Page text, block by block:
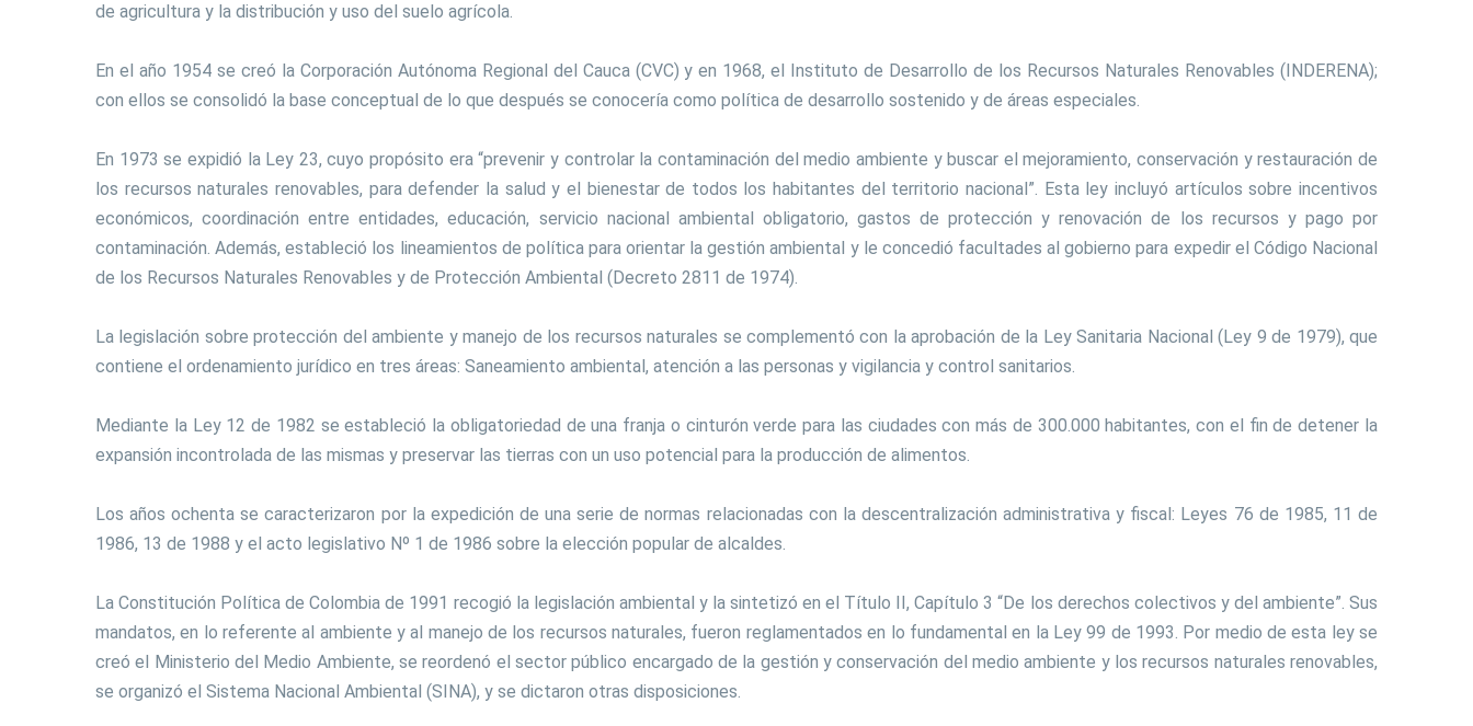
de agricultura y la distribución y uso del suelo agrícola.
En el año 1954 se creó la Corporación Autónoma Regional del Cauca (CVC) y en 1968, el Instituto de Desarrollo de los Recursos Naturales Renovables (INDERENA);
con ellos se consolidó la base conceptual de lo que después se conocería como política de desarrollo sostenido y de áreas especiales.
En 1973 se expidió la Ley 23, cuyo propósito era “prevenir y controlar la contaminación del medio ambiente y buscar el mejoramiento, conservación y restauración de
los recursos naturales renovables, para defender la salud y el bienestar de todos los habitantes del territorio nacional”. Esta ley incluyó artículos sobre incentivos
económicos, coordinación entre entidades, educación, servicio nacional ambiental obligatorio, gastos de protección y renovación de los recursos y pago por
contaminación. Además, estableció los lineamientos de política para orientar la gestión ambiental y le concedió facultades al gobierno para expedir el Código Nacional
de los Recursos Naturales Renovables y de Protección Ambiental (Decreto 2811 de 1974).
La legislación sobre protección del ambiente y manejo de los recursos naturales se complementó con la aprobación de la Ley Sanitaria Nacional (Ley 9 de 1979), que
contiene el ordenamiento jurídico en tres áreas: Saneamiento ambiental, atención a las personas y vigilancia y control sanitarios.
Mediante la Ley 12 de 1982 se estableció la obligatoriedad de una franja o cinturón verde para las ciudades con más de 300.000 habitantes, con el fin de detener la
expansión incontrolada de las mismas y preservar las tierras con un uso potencial para la producción de alimentos.
Los años ochenta se caracterizaron por la expedición de una serie de normas relacionadas con la descentralización administrativa y fiscal: Leyes 76 de 1985, 11 de
1986, 13 de 1988 y el acto legislativo Nº 1 de 1986 sobre la elección popular de alcaldes.
La Constitución Política de Colombia de 1991 recogió la legislación ambiental y la sintetizó en el Título II, Capítulo 3 “De los derechos colectivos y del ambiente”. Sus
mandatos, en lo referente al ambiente y al manejo de los recursos naturales, fueron reglamentados en lo fundamental en la Ley 99 de 1993. Por medio de esta ley se
creó el Ministerio del Medio Ambiente, se reordenó el sector público encargado de la gestión y conservación del medio ambiente y los recursos naturales renovables,
se organizó el Sistema Nacional Ambiental (SINA), y se dictaron otras disposiciones.